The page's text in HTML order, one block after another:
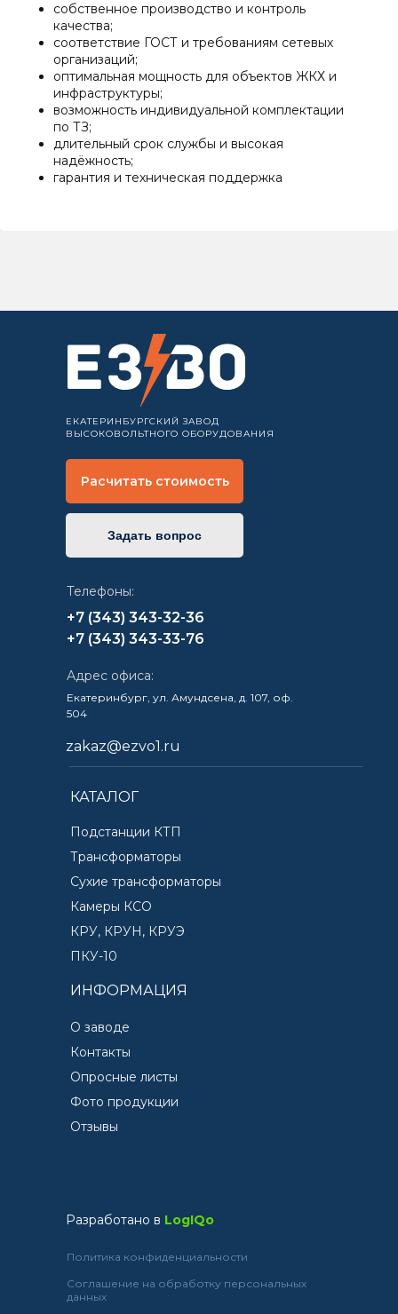
собственное производство и контроль
качества;
соответствие ГОСТ и требованиям сетевых
организаций;
оптимальная мощность для объектов ЖКХ и
инфраструктуры;
возможность индивидуальной комплектации
по ТЗ;
длительный срок службы и высокая
надёжность;
гарантия и техническая поддержка
ЕКАТЕРИНБУРГСКИЙ ЗАВОД
ВЫСОКОВОЛЬТНОГО ОБОРУДОВАНИЯ
Адрес офиса:
Екатеринбург, ул. Амундсена, д. 107, оф.
504
Телефоны:
+7 (343) 343-32-36
+7 (343) 343-33-76
ИНФОРМАЦИЯ
О заводе
Контакты
Опросные листы
Фото продукции
Отзывы
КАТАЛОГ
Подстанции КТП
Трансформаторы
Сухие трансформаторы
Камеры КСО
КРУ, КРУН, КРУЭ
ПКУ-10
Расчитать стоимость
Задать вопрос
zakaz@ezvo1.ru
Политика конфиденциальности
Соглашение на обработку персональных
данных
Разработано в LogIQo